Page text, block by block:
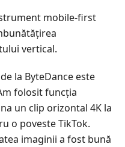
mobile‑first
vertical.
de la ByteDance este
folosit funcția
un clip orizontal 4K la
o poveste TikTok.
imaginii a fost bună